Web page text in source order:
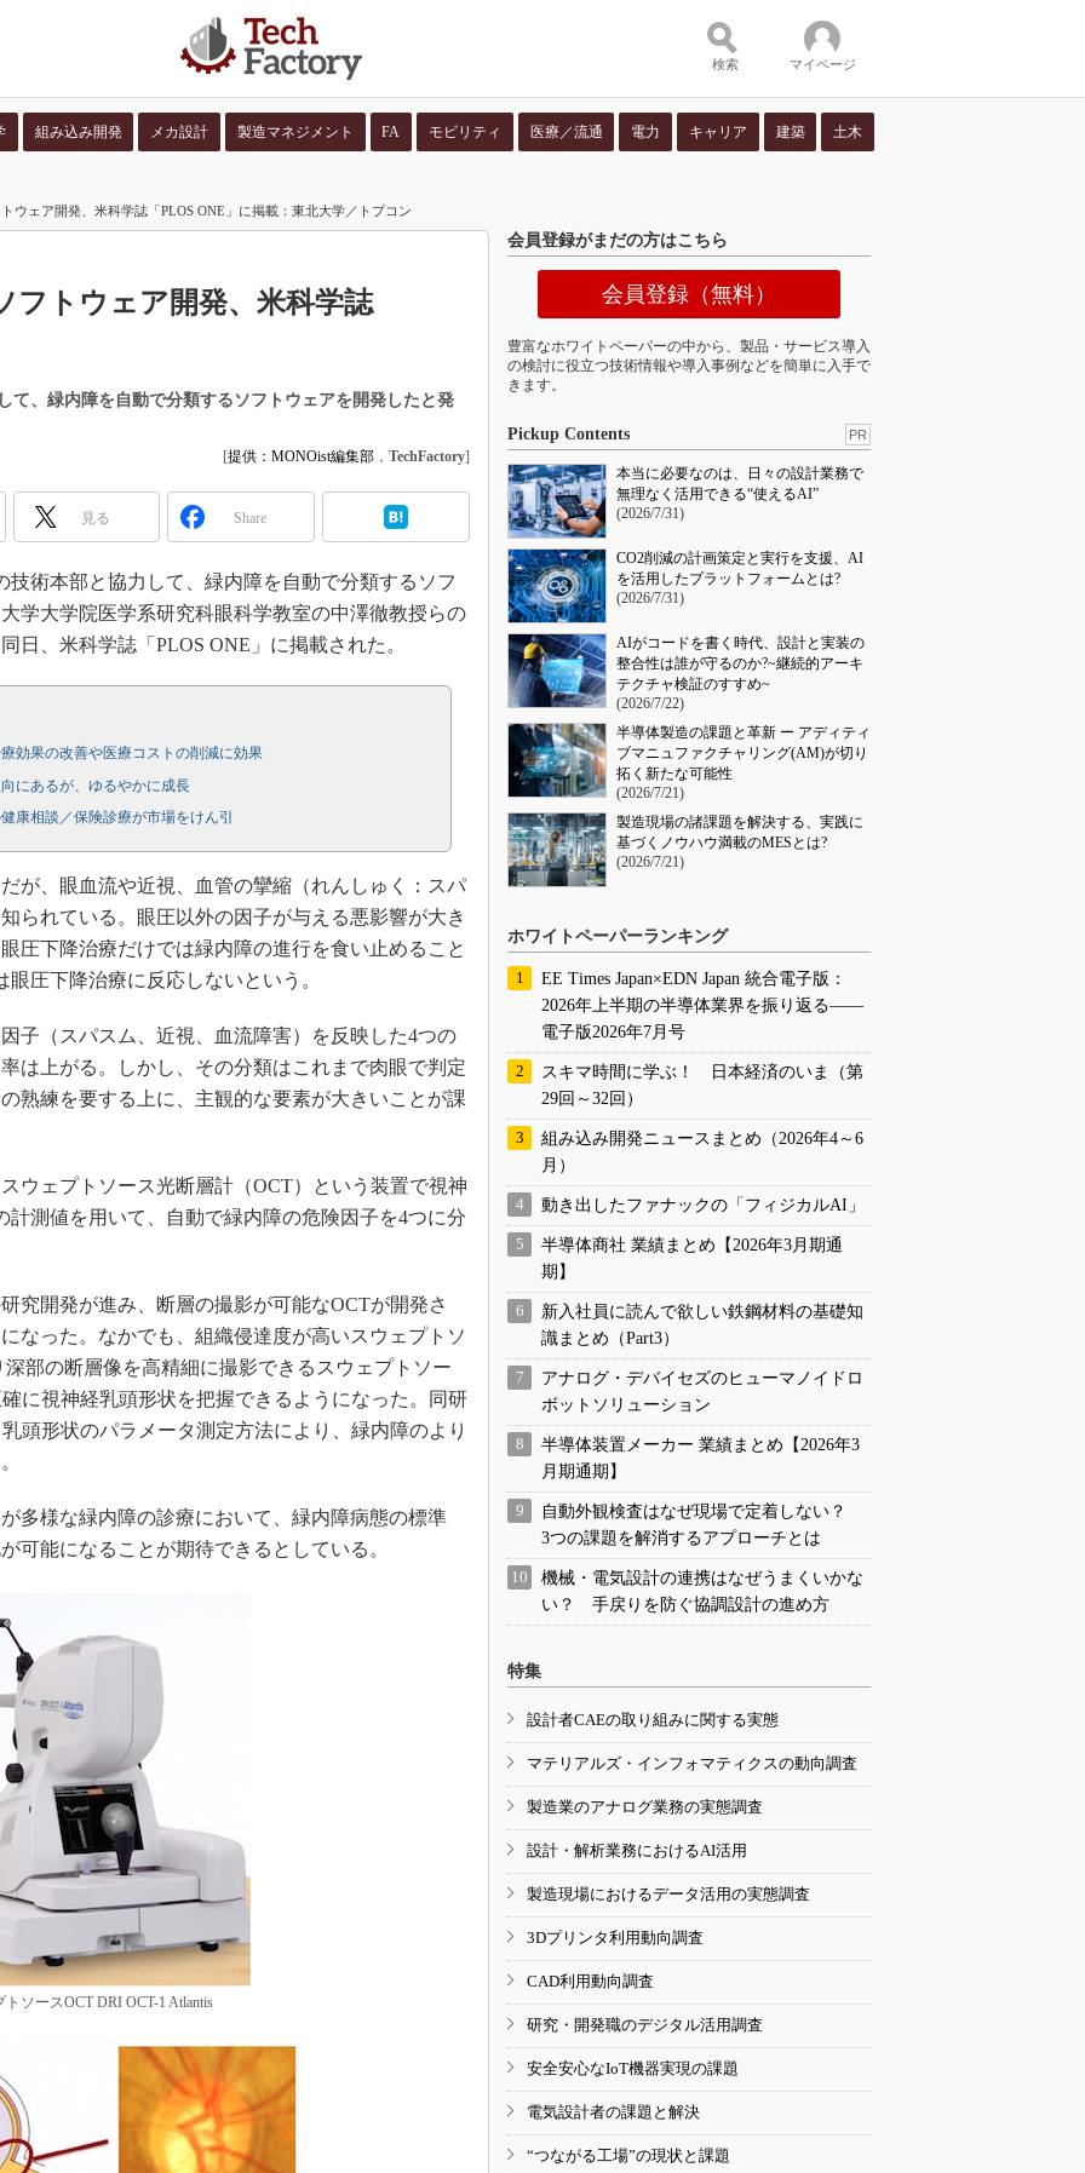
検索 マイページ
組み込み開発 メカ設計 製造マネジメント FA モビリティ 医療／流通 電力 キャリア 建築 土木
ウェア開発、米科学誌「PLOS ONE」に掲載：東北大学／トプコン
フトウェア開発、米科学誌
て、緑内障を自動で分類するソフトウェアを開発したと発
[提供：MONOist編集部 ， TechFactory]
見る Share
術本部と協力して、緑内障を自動で分類するソフ
学大学院医学系研究科眼科学教室の中澤徹教授らの
日、米科学誌「PLOS ONE」に掲載された。
効果の改善や医療コストの削減に効果
にあるが、ゆるやかに成長
康相談／保険診療が市場をけん引
、眼血流や近視、血管の攣縮（れんしゅく：スパ
られている。眼圧以外の因子が与える悪影響が大き
圧下降治療だけでは緑内障の進行を食い止めること
圧下降治療に反応しないという。
（スパスム、近視、血流障害）を反映した4つの
は上がる。しかし、その分類はこれまで肉眼で判定
熟練を要する上に、主観的な要素が大きいことが課
ェプトソース光断層計（OCT）という装置で視神
測値を用いて、自動で緑内障の危険因子を4つに分
開発が進み、断層の撮影が可能なOCTが開発さ
なった。なかでも、組織侵達度が高いスウェプトソ
部の断層像を高精細に撮影できるスウェプトソー
に視神経乳頭形状を把握できるようになった。同研
頭形状のパラメータ測定方法により、緑内障のより
様な緑内障の診療において、緑内障病態の標準
可能になることが期待できるとしている。
トソースOCT DRI OCT-1 Atlantis
会員登録がまだの方はこちら
会員登録（無料）
豊富なホワイトペーパーの中から、製品・サービス導入
の検討に役立つ技術情報や導入事例などを簡単に入手で
きます。
Pickup Contents PR
本当に必要なのは、日々の設計業務で
無理なく活用できる“使えるAI”
(2026/7/31)
CO2削減の計画策定と実行を支援、AI
を活用したプラットフォームとは?
(2026/7/31)
AIがコードを書く時代、設計と実装の
整合性は誰が守るのか?~継続的アーキ
テクチャ検証のすすめ~
(2026/7/22)
半導体製造の課題と革新 ー アディティ
ブマニュファクチャリング(AM)が切り
拓く新たな可能性
(2026/7/21)
製造現場の諸課題を解決する、実践に
基づくノウハウ満載のMESとは?
(2026/7/21)
ホワイトペーパーランキング
EE Times Japan×EDN Japan 統合電子版：
2026年上半期の半導体業界を振り返る――
電子版2026年7月号
スキマ時間に学ぶ！ 日本経済のいま（第
29回～32回）
組み込み開発ニュースまとめ（2026年4～6
月）
動き出したファナックの「フィジカルAI」
半導体商社 業績まとめ【2026年3月期通
期】
新入社員に読んで欲しい鉄鋼材料の基礎知
識まとめ（Part3）
アナログ・デバイセズのヒューマノイドロ
ボットソリューション
半導体装置メーカー 業績まとめ【2026年3
月期通期】
自動外観検査はなぜ現場で定着しない？
3つの課題を解消するアプローチとは
機械・電気設計の連携はなぜうまくいかな
い？ 手戻りを防ぐ協調設計の進め方
特集
設計者CAEの取り組みに関する実態
マテリアルズ・インフォマティクスの動向調査
製造業のアナログ業務の実態調査
設計・解析業務におけるAI活用
製造現場におけるデータ活用の実態調査
3Dプリンタ利用動向調査
CAD利用動向調査
研究・開発職のデジタル活用調査
安全安心なIoT機器実現の課題
電気設計者の課題と解決
“つながる工場”の現状と課題